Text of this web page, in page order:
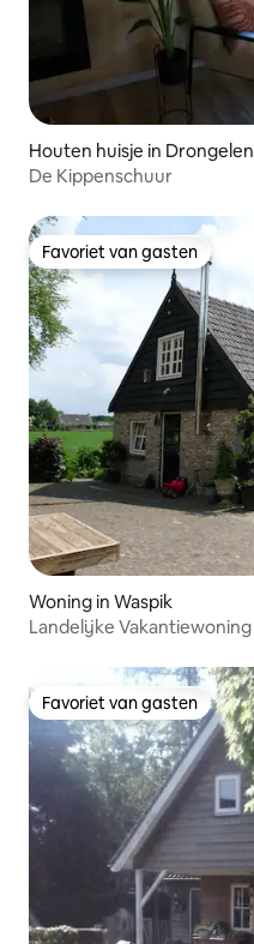
Houten huisje in Drongelen
De Kippenschuur
Favoriet van gasten
Favoriet van gasten
Woning in Waspik
Landelijke Vakantiewoning
Favoriet van gasten
Favoriet van gasten